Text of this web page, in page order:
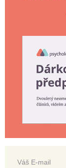
Váš E-mail